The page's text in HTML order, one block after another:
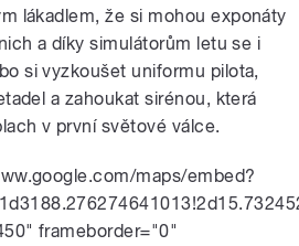
lákadlem, že si mohou exponáty
a díky simulátorům letu se i
si vyzkoušet uniformu pilota,
a zahoukat sirénou, která
v první světové válce.
maps/embed?
frameborder="0"